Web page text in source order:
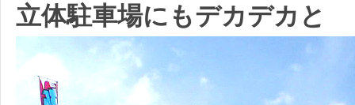
立体駐車場にもデカデカと